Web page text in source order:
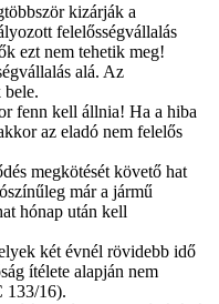
kizárják a
felelősségvállalás
ezt nem tehetik meg!
alá. Az
bele.
fenn kell állnia! Ha a hiba
az eladó nem felelős
megkötését követő hat
már a jármű
hónap után kell
két évnél rövidebb idő
ítélete alapján nem
133/16).